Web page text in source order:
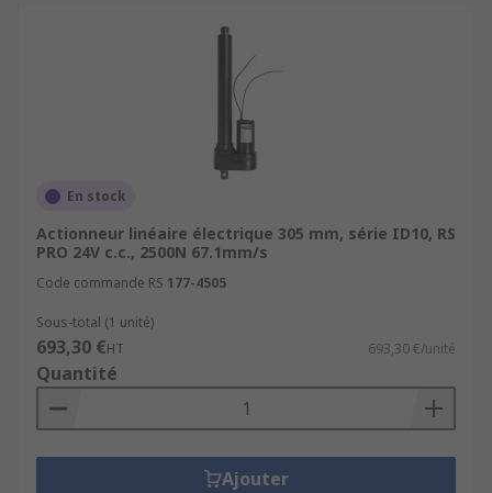
En stock
Actionneur linéaire électrique 305 mm, série ID10, RS
PRO 24V c.c., 2500N 67.1mm/s
Code commande RS 177-4505
Sous-total (1 unité)
693,30 €HT 693,30 €/unité
Quantité
Ajouter